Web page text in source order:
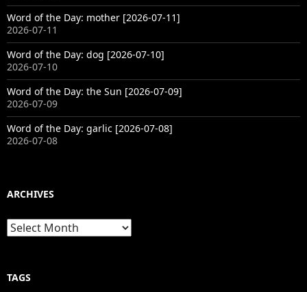
Word of the Day: mother [2026-07-11]
2026-07-11
Word of the Day: dog [2026-07-10]
2026-07-10
Word of the Day: the Sun [2026-07-09]
2026-07-09
Word of the Day: garlic [2026-07-08]
2026-07-08
ARCHIVES
Archives
TAGS